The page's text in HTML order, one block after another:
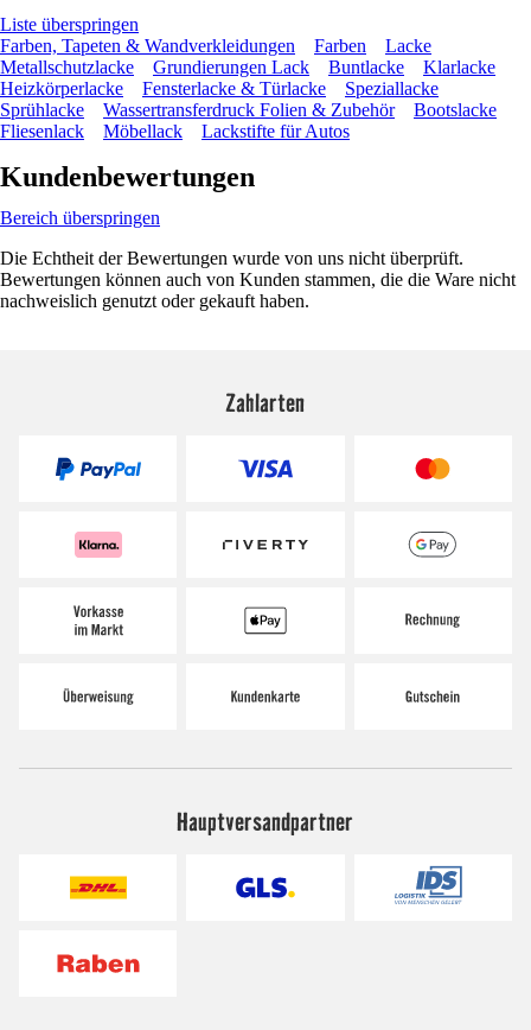
Liste überspringen
Farben, Tapeten & Wandverkleidungen
Farben
Lacke
Metallschutzlacke
Grundierungen Lack Buntlacke
Klarlacke
Heizkörperlacke
Fensterlacke & Türlacke
Speziallacke
Sprühlacke
Wassertransferdruck Folien & Zubehör
Bootslacke
Fliesenlack
Möbellack Lackstifte für Autos
Kundenbewertungen
Bereich überspringen
Die Echtheit der Bewertungen wurde von uns nicht überprüft.
Bewertungen können auch von Kunden stammen, die die Ware nicht
nachweislich genutzt oder gekauft haben.
Zahlarten
Hauptversandpartner